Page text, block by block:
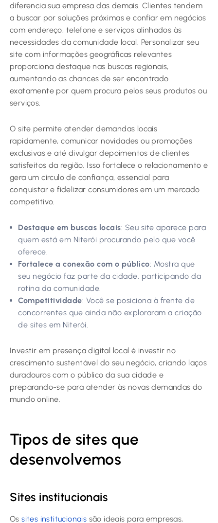
diferencia sua empresa das demais. Clientes tendem
a buscar por soluções próximas e confiar em negócios
com endereço, telefone e serviços alinhados às
necessidades da comunidade local. Personalizar seu
site com informações geográficas relevantes
proporciona destaque nas buscas regionais,
aumentando as chances de ser encontrado
exatamente por quem procura pelos seus produtos ou
serviços.
O site permite atender demandas locais
rapidamente, comunicar novidades ou promoções
exclusivas e até divulgar depoimentos de clientes
satisfeitos da região. Isso fortalece o relacionamento e
gera um círculo de confiança, essencial para
conquistar e fidelizar consumidores em um mercado
competitivo.
Destaque em buscas locais: Seu site aparece para
quem está em Niterói procurando pelo que você
oferece.
Fortalece a conexão com o público: Mostra que
seu negócio faz parte da cidade, participando da
rotina da comunidade.
Competitividade: Você se posiciona à frente de
concorrentes que ainda não exploraram a criação
de sites em Niterói.
Investir em presença digital local é investir no
crescimento sustentável do seu negócio, criando laços
duradouros com o público da sua cidade e
preparando-se para atender às novas demandas do
mundo online.
Tipos de sites que
desenvolvemos
Sites institucionais
Ossites institucionais são ideais para empresas,